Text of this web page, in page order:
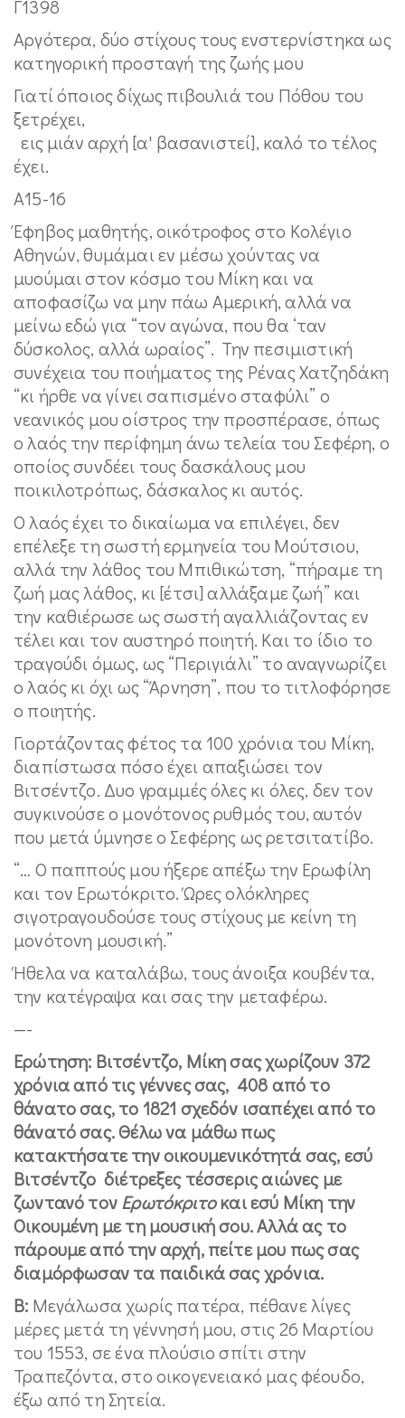
Γ1398
Αργότερα, δύο στίχους τους ενστερνίστηκα ως
κατηγορική προσταγή της ζωής μου
Γιατί όποιος δίχως πιβουλιά του Πόθου του
ξετρέχει,
εις μιάν αρχή [α' βασανιστεί], καλό το τέλος
έχει.
Α15-16
Έφηβος μαθητής, οικότροφος στο Κολέγιο
Αθηνών, θυμάμαι εν μέσω χούντας να
μυούμαι στον κόσμο του Μίκη και να
αποφασίζω να μην πάω Αμερική, αλλά να
μείνω εδώ για “τον αγώνα, που θα ‘ταν
δύσκολος, αλλά ωραίος”. Την πεσιμιστική
συνέχεια του ποιήματος της Ρένας Χατζηδάκη
“κι ήρθε να γίνει σαπισμένο σταφύλι” ο
νεανικός μου οίστρος την προσπέρασε, όπως
ο λαός την περίφημη άνω τελεία του Σεφέρη, ο
οποίος συνδέει τους δασκάλους μου
ποικιλοτρόπως, δάσκαλος κι αυτός.
Ο λαός έχει το δικαίωμα να επιλέγει, δεν
επέλεξε τη σωστή ερμηνεία του Μούτσιου,
αλλά την λάθος του Μπιθικώτση, “πήραμε τη
ζωή μας λάθος, κι [έτσι] αλλάξαμε ζωή” και
την καθιέρωσε ως σωστή αγαλλιάζοντας εν
τέλει και τον αυστηρό ποιητή. Και το ίδιο το
τραγούδι όμως, ως “Περιγιάλι” το αναγνωρίζει
ο λαός κι όχι ως “Άρνηση”, που το τιτλοφόρησε
ο ποιητής.
Γιορτάζοντας φέτος τα 100 χρόνια του Μίκη,
διαπίστωσα πόσο έχει απαξιώσει τον
Βιτσέντζο. Δυο γραμμές όλες κι όλες, δεν τον
συγκινούσε ο μονότονος ρυθμός του, αυτόν
που μετά ύμνησε ο Σεφέρης ως ρετσιτατίβο.
“… Ο παππούς μου ήξερε απέξω την Ερωφίλη
και τον Ερωτόκριτο. Ώρες ολόκληρες
σιγοτραγουδούσε τους στίχους με κείνη τη
μονότονη μουσική.”
Ήθελα να καταλάβω, τους άνοιξα κουβέντα,
την κατέγραψα και σας την μεταφέρω.
—-
Ερώτηση: Βιτσέντζο, Μίκη σας χωρίζουν 372
χρόνια από τις γέννες σας, 408 από το
θάνατο σας, το 1821 σχεδόν ισαπέχει από το
θάνατό σας. Θέλω να μάθω πως
κατακτήσατε την οικουμενικότητά σας, εσύ
Βιτσέντζο διέτρεξες τέσσερις αιώνες με
ζωντανό τονΕρωτόκριτοκαι εσύ Μίκη την
Οικουμένη με τη μουσική σου. Αλλά ας το
πάρουμε από την αρχή, πείτε μου πως σας
διαμόρφωσαν τα παιδικά σας χρόνια.
Β: Μεγάλωσα χωρίς πατέρα, πέθανε λίγες
μέρες μετά τη γέννησή μου, στις 26 Μαρτίου
του 1553, σε ένα πλούσιο σπίτι στην
Τραπεζόντα, στο οικογενειακό μας φέουδο,
έξω από τη Σητεία.